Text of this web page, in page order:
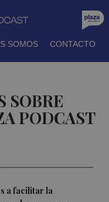
SOMOS CONTACTO
SOBRE
PODCAST
a facilitar la